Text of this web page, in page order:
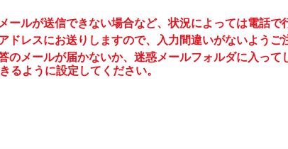
ルが送信できない場合など、状況によっては電話で
レスにお送りしますので、入力間違いがないようご
メールが届かないか、迷惑メールフォルダに入って
ように設定してください。